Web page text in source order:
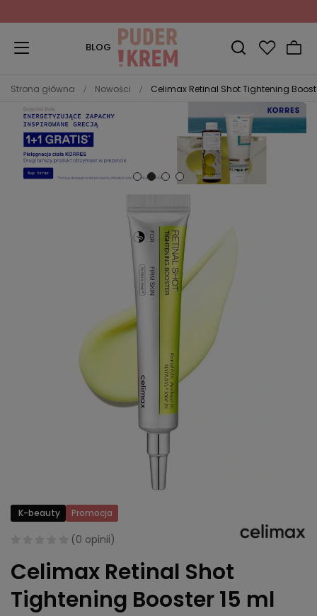
BLOG
Strona główna Nowości Celimax Retinal Shot Tightening
K-beauty Promocja
(0 opinii)
Celimax Retinal Shot
Tightening Booster 15 ml